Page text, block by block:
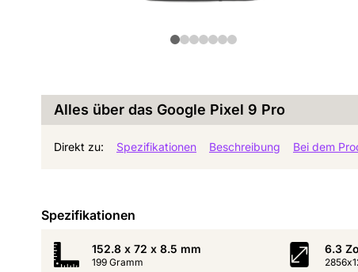
Alles über das Google Pixel 9 Pro
Direkt zu: Spezifikationen Beschreibung Bei dem
Spezifikationen
152.8 x 72 x 8.5 mm
199 Gramm
6.3